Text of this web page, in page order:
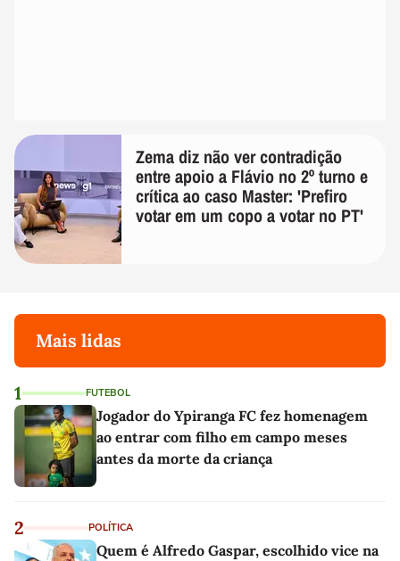
Zema diz não ver contradição
entre apoio a Flávio no 2º turno e
crítica ao caso Master: 'Prefiro
votar em um copo a votar no PT'
Mais lidas
1 FUTEBOL
Jogador do Ypiranga FC fez homenagem
ao entrar com filho em campo meses
antes da morte da criança
2 POLÍTICA
Quem é Alfredo Gaspar, escolhido vice na